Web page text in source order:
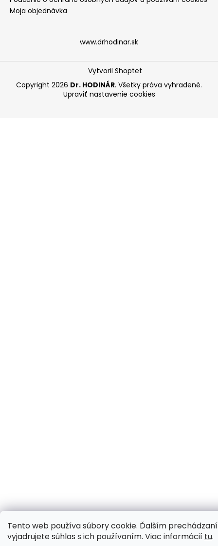
Tento web používa súbory cookie. Ďalším
vyjadrujete súhlas s ich používaním. Viac informácií tu.
Moja objednávka
www.drhodinar.sk
Vytvoril Shoptet
Copyright 2026 Dr. HODINÁR. Všetky práva vyhradené.
Upraviť nastavenie cookies